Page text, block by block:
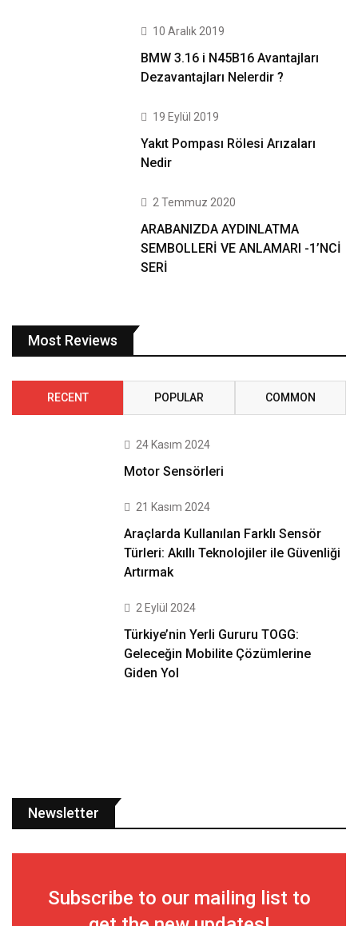
10 Aralık 2019
BMW 3.16 i N45B16 Avantajları
Dezavantajları Nelerdir ?
19 Eylül 2019
Yakıt Pompası Rölesi Arızaları
Nedir
2 Temmuz 2020
ARABANIZDA AYDINLATMA
SEMBOLLERİ VE ANLAMARI -1’NCİ
SERİ
Most Reviews
RECENT POPULAR COMMON
24 Kasım 2024
Motor Sensörleri
21 Kasım 2024
Araçlarda Kullanılan Farklı Sensör
Türleri: Akıllı Teknolojiler ile Güvenliği
Artırmak
2 Eylül 2024
Türkiye’nin Yerli Gururu TOGG:
Geleceğin Mobilite Çözümlerine
Giden Yol
Newsletter
Subscribe to our mailing list to